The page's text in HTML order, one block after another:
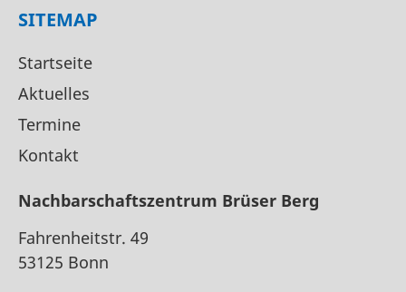
SITEMAP
Startseite
Aktuelles
Termine
Kontakt
Nachbarschaftszentrum Brüser Berg
Fahrenheitstr. 49
53125 Bonn